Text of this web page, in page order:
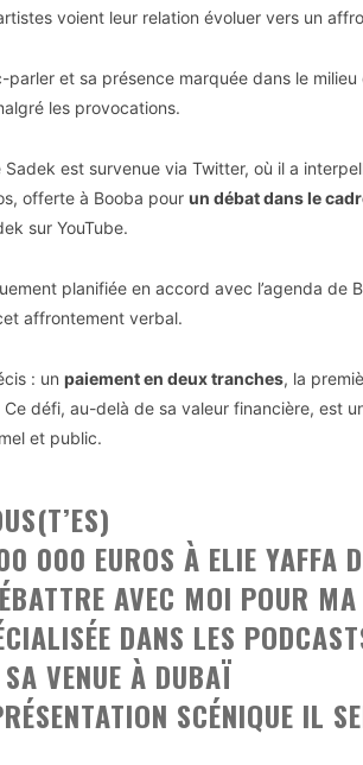
voient leur relation évoluer vers un
et sa présence marquée dans le
les provocations.
est survenue via Twitter, où il a
offerte à Booba pour un débat dans le
sur YouTube.
planifiée en accord avec l’agenda de
affrontement verbal.
: un paiement en deux tranches, la
défi, au-delà de sa valeur financière, est
et public.
000 EUROS À ELIE YAFFA
AVEC MOI POUR
DANS LES
VENUE À DUBAÏ
SCÉNIQUE IL